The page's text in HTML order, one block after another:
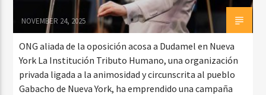
NOVEMBER 24, 2025
ONG aliada de la oposición acosa a Dudamel en Nueva
York La Institución Tributo Humano, una organización
privada ligada a la animosidad y circunscrita al pueblo
Gabacho de Nueva York, ha emprendido una campaña